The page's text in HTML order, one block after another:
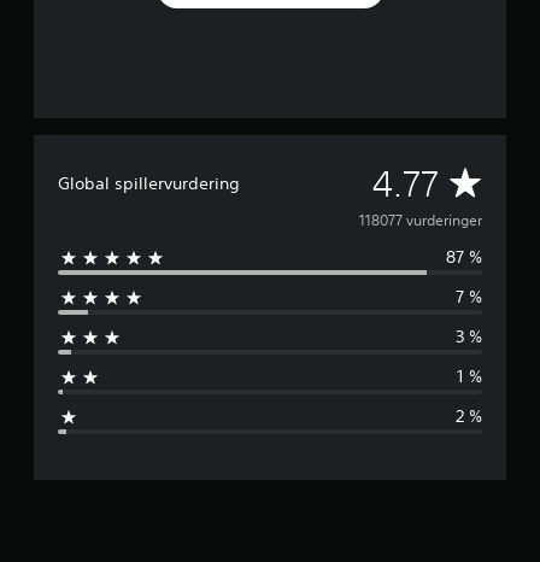
Global spillervurdering 4.77 G
j
e
n
n
o
s
118077 vurderinger
87 %
7 %
3 %
1 %
2 %